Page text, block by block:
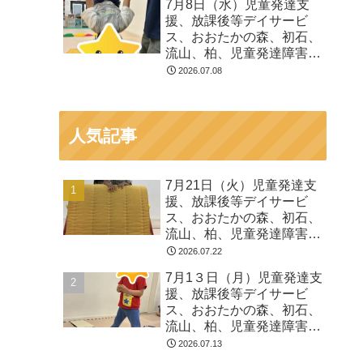
る 発達障害 放デイ 自
閉症 ADHD アスペルガ
ー症候
7月8日（水）児童発達支
援、放課後等デイサービ
ス、おおたかの森、初石、
流山、柏、児童発達障害
運動療育 柳沢運動プログ
2026.07.08
人気記事
7月21日（火）児童発達支
援、放課後等デイサービ
ス、おおたかの森、初石、
流山、柏、児童発達障害
運動療育 柳沢運動プログ
る 発達障害 放デイ 自
閉症 ADHD アスペルガ
ー症候
2026.07.22
7月1３日（月）児童発達支
援、放課後等デイサービ
ス、おおたかの森、初石、
流山、柏、児童発達障害
運動療育 柳沢運動プログ
2026.07.13